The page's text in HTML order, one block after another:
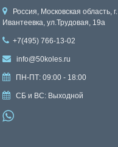
Россия, Московская область, г.
Ивантеевка, ул.Трудовая, 19а
+7(495) 766-13-02
info@50koles.ru
ПН-ПТ: 09:00 - 18:00
СБ и ВС: Выходной